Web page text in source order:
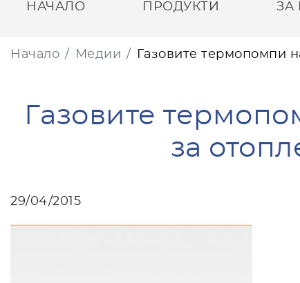
НАЧАЛО ПРОДУКТИ ЗА
Начало Медии Газовите термопомпи
Газовите
за
29/04/2015